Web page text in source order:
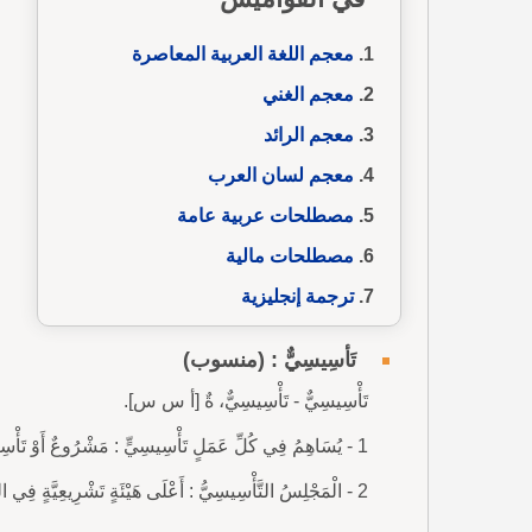
معجم اللغة العربية المعاصرة
معجم الغني
معجم الرائد
معجم لسان العرب
مصطلحات عربية عامة
مصطلحات مالية
ترجمة إنجليزية
تَأْسِيسِيٌّ : (منسوب)
تَأْسِيسِيٌّ - تَأْسِيسِيٌّ، ةٌ [أ س س].
1 - يُسَاهِمُ فِي كُلِّ عَمَلٍ تَأْسِيسِيٍّ : مَشْرُوعٌ أَوْ تَأْسِيسُ عَمَلٍ أَوْ بِنَاءٌ يُوضَعُ لأَوَّلِ مَرَّةٍ.
2 - الْمَجْلِسُ التَّأْسِيسِيُّ : أَعْلَى هَيْئَةٍ تَشْرِيعِيَّةٍ فِي البِلاَدِ تَضَعُ القَوَانِينَ الجَدِيدَةَ وَتُشَرِّعُها.